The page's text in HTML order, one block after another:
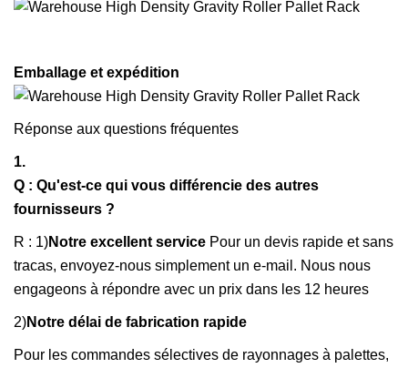
Emballage et expédition
Réponse aux questions fréquentes
1.
Q : Qu'est-ce qui vous différencie des autres
fournisseurs ?
R : 1)Notre excellent service Pour un devis rapide et sans
tracas, envoyez-nous simplement un e-mail. Nous nous
engageons à répondre avec un prix dans les 12 heures
2)Notre délai de fabrication rapide
Pour les commandes sélectives de rayonnages à palettes,